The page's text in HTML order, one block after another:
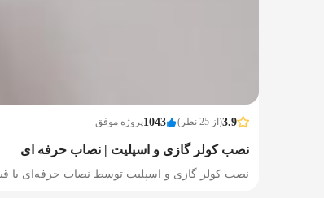
3.9(از 25 نظر) 1043پروژه موفق
نصب کولر گازی و اسپلیت | نصاب حرفه ای
نصب کولر گازی و اسپلیت توسط نصاب حرفه‌ای با